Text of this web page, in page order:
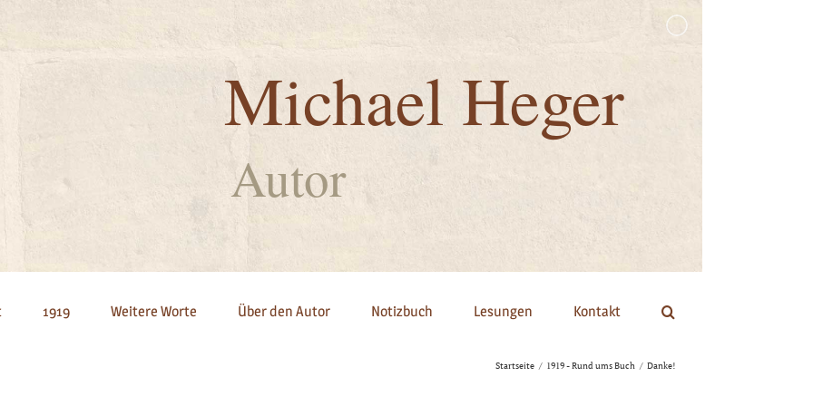
Autor
Michael Heger
1919 Weitere Worte Über den Autor Notizbuch Lesungen Kontakt
Startseite / 1919 - Rund ums Buch / Danke!